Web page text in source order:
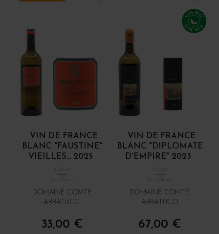
VIN DE FRANCE
BLANC "FAUSTINE"
VIEILLES... 2025
DOMAINE COMTE
ABBATUCCI
33,00 €
VIN DE FRANCE
BLANC "DIPLOMATE
D'EMPIRE" 2023
DOMAINE COMTE
ABBATUCCI
67,00 €